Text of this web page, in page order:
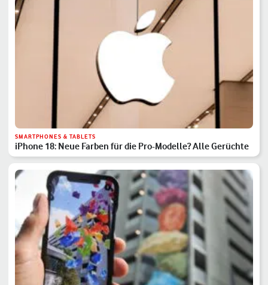
SMARTPHONES & TABLETS
iPhone 18: Neue Farben für die Pro-Modelle? Alle Gerüchte